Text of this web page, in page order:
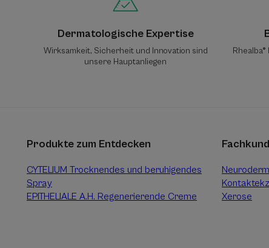
Dermatologische Expertise
Wirksamkeit, Sicherheit und Innovation sind
unsere Hauptanliegen
Produkte zum Entdecken
CYTELIUM Trocknendes und beruhigendes
Spray
EPITHELIALE A.H. Regenerierende Creme
Xerose